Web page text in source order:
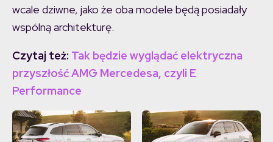
wcale dziwne, jako że oba modele będą posiadały
wspólną architekturę.
Czytaj też: Tak będzie wyglądać elektryczna
przyszłość AMG Mercedesa, czyli E
Performance